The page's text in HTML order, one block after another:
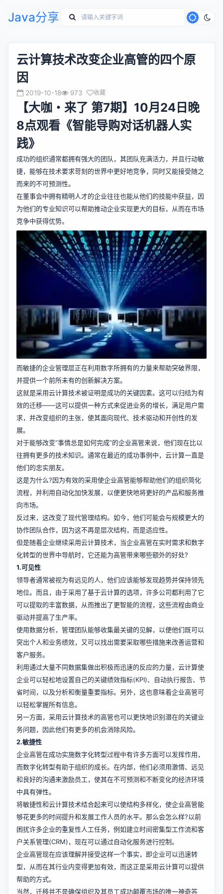
Java分享
云计算技术改变企业高管的四个原
因
2019-10-18 973 收藏
【大咖・来了 第7期】10月24日晚
8点观看《智能导购对话机器人实
践》
成功的组织通常都拥有强大的团队，其团队充满活力，并且行动敏
捷，能够在技术要求苛刻的世界中更好地竞争，同时又能接受随之
而来的不可预测性。
在董事会中拥有精明人才的企业往往也能从他们的技能中获益，因
为他们的专业知识可以帮助推动企业实现更大的目标，从而在市场
竞争中获得优势。
而敏捷的企业管理层正在利用数字所拥有的力量来帮助突破界限，
并提供一个前所未有的创新解决方案。
这就是采用云计算技术被证明是成功的关键因素。这可以归结为有
效的迁移——这可以提供一种方式来促进业务的增长，满足用户需
求，并改变组织的主张，使其面向现代、技术驱动和开创性的发
展。
对于能够改变“事情总是如何完成”的企业高管来说，他们现在比以
往拥有更多的技术知识。通常在最近的成功事例中，云计算一直是
他们的忠实朋友。
这是为什么?因为有效的采用使企业高管能够帮助他们的组织简化
流程，并利用自动化加快发展，以便更快地将更好的产品和服务推
向市场。
反过来，这改变了现代管理结构。如今，他们可能会与规模更大的
协作团队合作，因为这不再是层次结构，而是适应性。
但是随着企业继续采用云计算技术，当企业高管在实时需求和数字
化转型的世界中导航时，它还能为高管带来哪些额外的好处?
1.可见性
领导者通常被视为有远见的人，他们应该能够发现趋势并保持领先
地位。而且，由于采用了基于云计算的选项，许多公司都利用了它
可以提取的丰富数据，从而推出了更智能的流程，这些流程由商业
驱动并提高了生产率。
使用数据分析，管理团队能够收集最关键的见解，以便他们既可以
突出个人和业务绩效，又可以找出需要采取哪些措施来改善运营和
客户服务。
利用通过大量不同数据集做出积极而迅速的反应的力量，云计算使
企业可以轻松地设置自己的关键绩效指标(KPI)、自动执行报告、节
省时间，以及分析和衡量重要指标。另外，这也意味着企业高管可
以轻松掌握所有信息。
另一方面，采用云计算技术的高管也可以更快地识别潜在的关键业
务问题，因此他们有更多的机会消除风险。
2.敏捷性
企业高管在成功实施数字化转型过程中有许多方面可以发挥作用，
而数字化转型有助于组织的成长。在内部，他们必须用激情、远见
和良好的沟通来激励员工，使其在不可预测和不断变化的经济环境
中具有弹性。
将敏捷性和云计算技术结合起来可以使结构多样化，使企业高管能
够花更多的时间提升和发展工作人员的水平。那么会怎么样?以前
困扰许多企业的重复性人工任务，例如建立时间密集型工作流和客
户关系管理(CRM)，现在可以通过自动化服务进行控制。
企业高管现在应该理解并接受这样一个事实，即企业可以迅速转
型，从而在其行业内变得更加有效，而这正是采用云计算可以提供
帮助的方式。
当然，迁移并不是确保组织及其员工成功颠覆市场的唯一神奇答